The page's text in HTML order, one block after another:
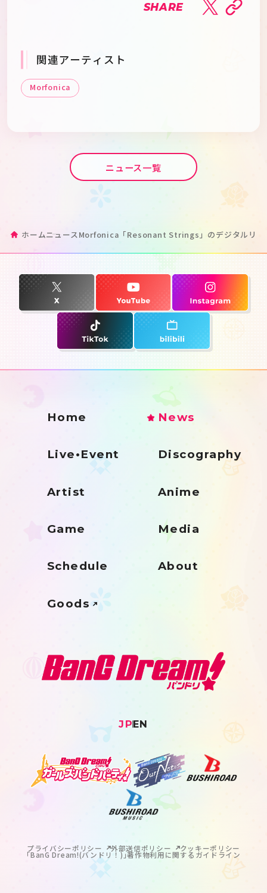
SHARE
関連アーティスト
Morfonica
ニュース一覧
ホームニュース Morfonica「Resonant Strings」のデジタルリリ
Home News
Live•Event Discography
Artist Anime
Game Media
Schedule About
Goods
JPEN
プライバシーポリシー 外部送信ポリシー クッキーポリシー
｢BanG Dream!(バンドリ！)｣著作物利用に関するガイドライン